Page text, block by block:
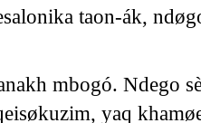
taon-ák,
mbogó. Ndego
yaq